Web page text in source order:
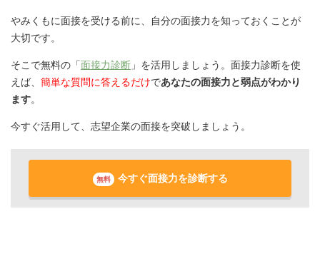
やみくもに面接を受ける前に、自分の面接力を知っておくことが
大切です。
そこで無料の「面接力診断 」を活用しましょう。面接力診断を使
えば、 簡単な質問に答えるだけであなたの面接力と弱点がわかり
ます。
今すぐ活用して、志望企業の面接を突破しましょう。
無料 今すぐ面接力を診断する